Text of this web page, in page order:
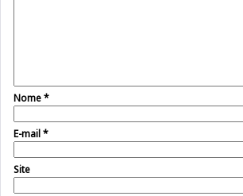
Nome*
E-mail*
Site